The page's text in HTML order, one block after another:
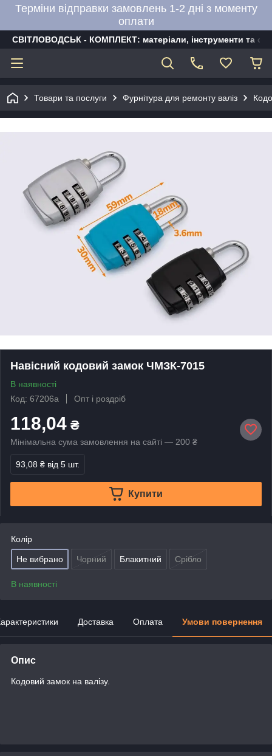
Терміни відправки замовлень 1-2 дні з моменту
оплати
СВІТЛОВОДСЬК - КОМПЛЕКТ: матеріали, інструменти та
Товари та послуги Фурнітура для ремонту валіз
Навісний кодовий замок ЧМЗК-7015
В наявності
Код: 67206а
Опт і роздріб
118,04 ₴
Мінімальна сума замовлення на сайті — 200 ₴
93,08 ₴ від 5 шт.
Купити
Колір
Не вибрано Чорний Блакитний Срібло
В наявності
Доставка Оплата Умови повернення
Опис
Кодовий замок на валізу.